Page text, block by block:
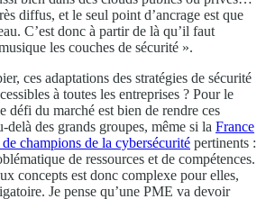
diffus, et le seul point d’ancrage est que
C’est donc à partir de là qu’il faut
les couches de sécurité ».
ces adaptations des stratégies de sécurité
à toutes les entreprises ? Pour le
défi du marché est bien de rendre ces
delà des grands groupes, même si la France
champions de la cybersécurité pertinents :
de ressources et de compétences.
concepts est donc complexe pour elles,
Je pense qu’une PME va devoir